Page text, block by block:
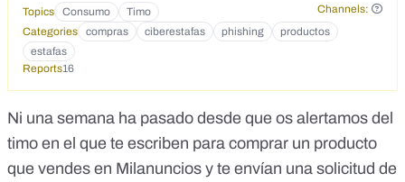
Topics Consumo Timo
Channels:
Categories
compras ciberestafas phishing
productos
estafas
Reports16
Ni una semana ha pasado desde que os alertamos del
timo en el que te escriben para comprar un producto
que vendes en Milanuncios y te envían una solicitud de